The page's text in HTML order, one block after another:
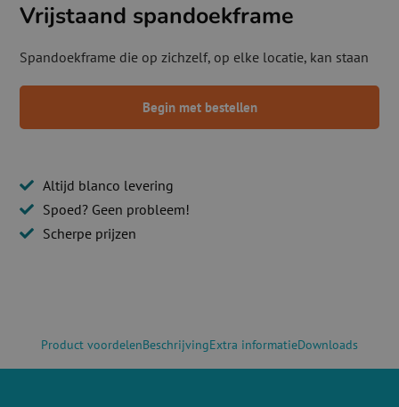
Vrijstaand spandoekframe
Spandoekframe die op zichzelf, op elke locatie, kan staan
Begin met bestellen
Altijd blanco levering
Spoed? Geen probleem!
Scherpe prijzen
Product voordelenBeschrijvingExtra informatieDownloads